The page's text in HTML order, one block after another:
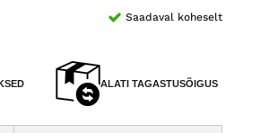
Saadaval koheselt
ALATI TAGASTUSÕIGUS